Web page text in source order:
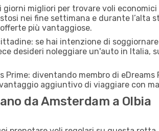
migliori per trovare voli
nei fine settimana e durante l’alta
più vantaggiose.
se hai intenzione di
desideri noleggiare un'auto in Italia,
Prime: diventando membro di
aggiuntivo di viaggiare con
da Amsterdam a Olbia